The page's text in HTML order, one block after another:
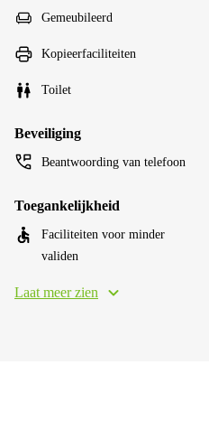
Gemeubileerd
Kopieerfaciliteiten
Toilet
Beveiliging
Beantwoording van telefoon
Toegankelijkheid
Faciliteiten voor minder
validen
Laat meer zien